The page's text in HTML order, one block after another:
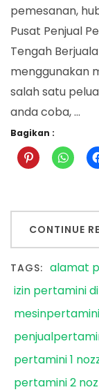
pemesanan,
Pusat Penjual
Tengah
menggunakan
salah satu
anda coba, …
Bagikan :
CONTINUE
TAGS: alamat
izin pertamini
pertamini 1
pertamini 2